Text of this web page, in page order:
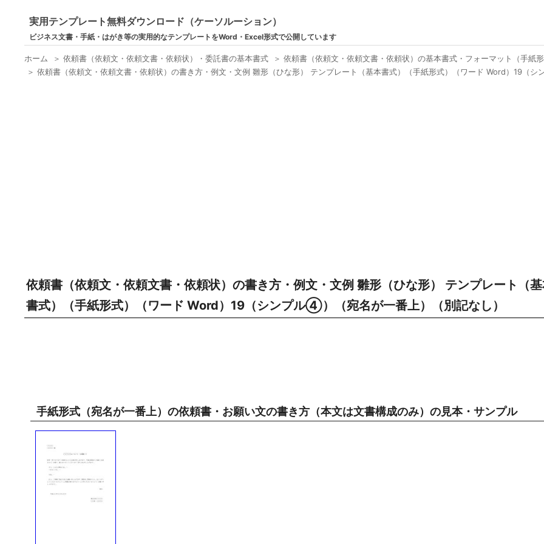
実用テンプレート無料ダウンロード（ケーソルーション）
ビジネス文書・手紙・はがき等の実用的なテンプレートをWord・Excel形式で公開しています
ホーム ＞依頼書（依頼文・依頼文書・依頼状）・委託書の基本書式 ＞依頼書（依頼文・依頼文書・依頼状）の基本書式・フォーマット（手紙
＞依頼書（依頼文・依頼文書・依頼状）の書き方・例文・文例 雛形（ひな形） テンプレート（基本書式）（手紙形式）（ワード Word）19（
依頼書（依頼文・依頼文書・依頼状）の書き方・例文・文例 雛形（ひな形） テンプレート（
書式）（手紙形式）（ワード Word）19（シンプル④）（宛名が一番上）（別記なし）
手紙形式（宛名が一番上）の依頼書・お願い文の書き方（本文は文書構成のみ）の見本・サンプル